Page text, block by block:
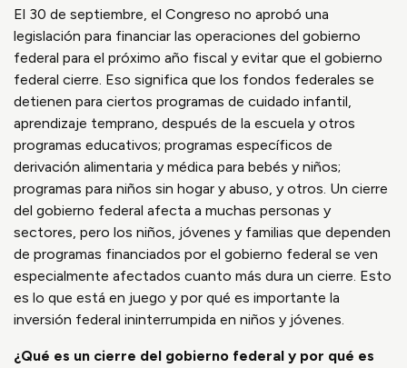
El 30 de septiembre, el Congreso no aprobó una
legislación para financiar las operaciones del gobierno
federal para el próximo año fiscal y evitar que el gobierno
federal cierre. Eso significa que los fondos federales se
detienen para ciertos programas de cuidado infantil,
aprendizaje temprano, después de la escuela y otros
programas educativos; programas específicos de
derivación alimentaria y médica para bebés y niños;
programas para niños sin hogar y abuso, y otros. Un cierre
del gobierno federal afecta a muchas personas y
sectores, pero los niños, jóvenes y familias que dependen
de programas financiados por el gobierno federal se ven
especialmente afectados cuanto más dura un cierre. Esto
es lo que está en juego y por qué es importante la
inversión federal ininterrumpida en niños y jóvenes.
¿Qué es un cierre del gobierno federal y por qué es